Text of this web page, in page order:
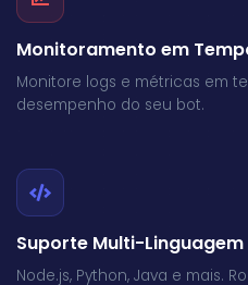
Monitoramento em
Monitore logs e métricas em
desempenho do seu bot.
Suporte Multi-Linguagem
Node.js, Python, Java e mais.